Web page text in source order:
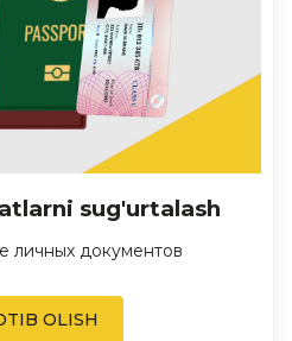
sug'urtalash
личных документов
OLISH